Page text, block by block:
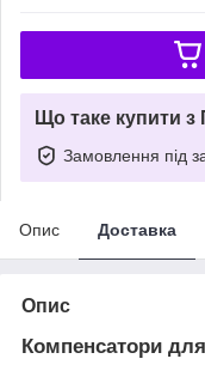
Що таке купити
Замовлення під
Опис Доставка
Опис
Компенсатори